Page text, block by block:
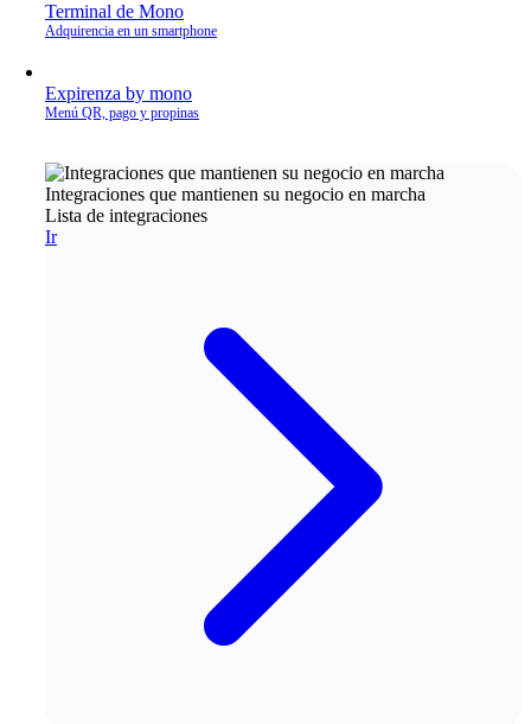
Terminal de Mono
Adquirencia en un smartphone
Expirenza by mono
Menú QR, pago y propinas
Integraciones que mantienen su negocio en marcha
Lista de integraciones
Ir